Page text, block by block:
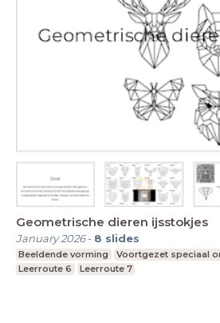
Geometrische dieren ijsstokjes
January 2026- 8 slides
Beeldende vorming Voortgezet speciaal
Leerroute 6
Leerroute 7